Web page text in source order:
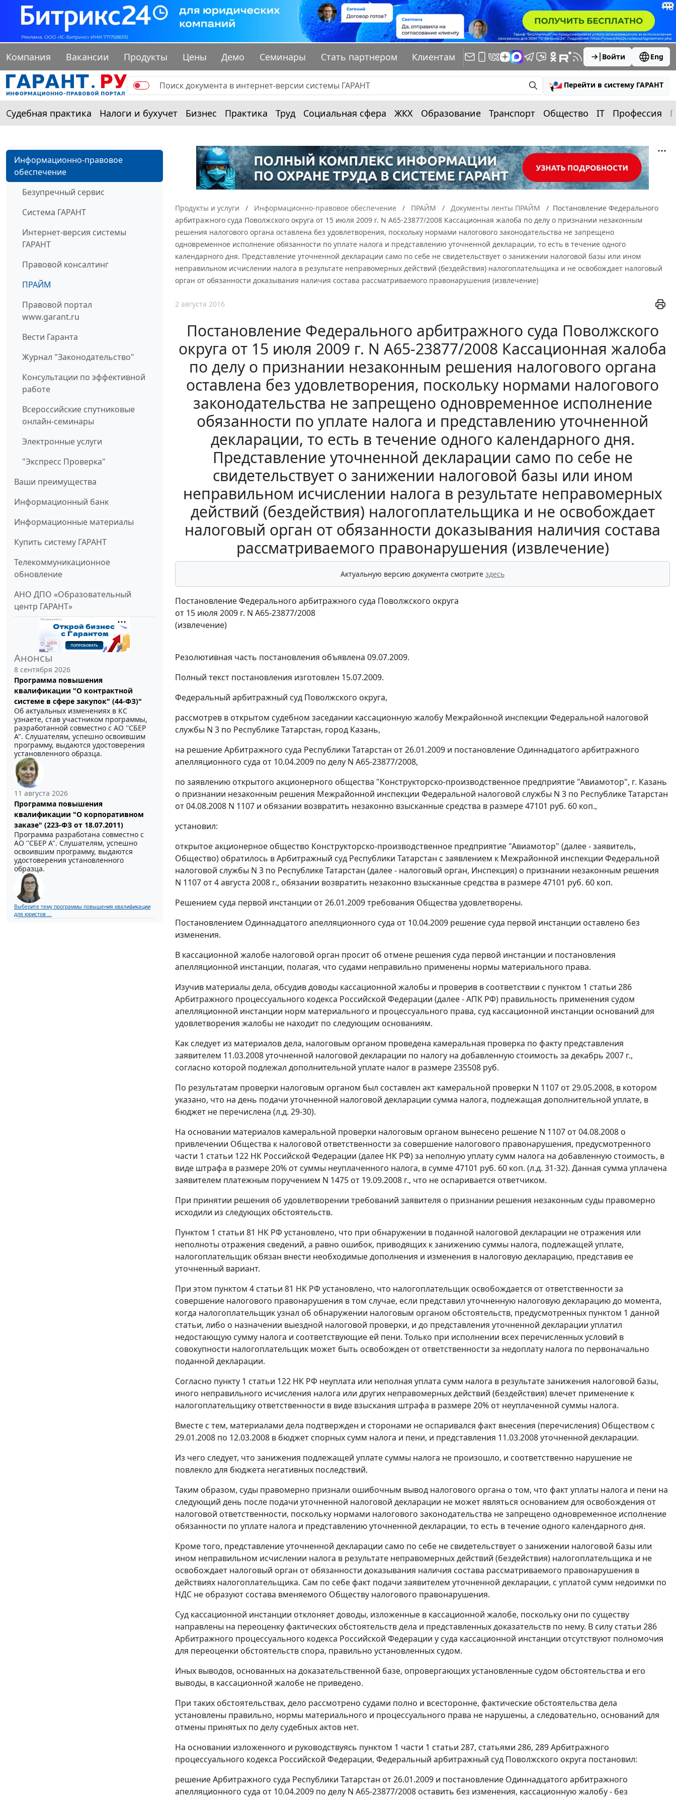
Компания Вакансии Продукты Цены Демо Семинары Стать партнером Клиентам Войти Eng
Перейти в систему ГАРАНТ
Судебная практика Налоги и бухучет Бизнес Практика Труд Социальная сфера ЖКХ Образование Транспорт Общество IT Профессия
Информационно-правовое
обеспечение
Безупречный сервис
Система ГАРАНТ
Интернет-версия системы
ГАРАНТ
Правовой консалтинг
ПРАЙМ
Правовой портал
www.garant.ru
Вести Гаранта
Журнал "Законодательство"
Консультации по эффективной
работе
Всероссийские спутниковые
онлайн-семинары
Электронные услуги
"Экспресс Проверка"
Ваши преимущества
Информационный банк
Информационные материалы
Купить систему ГАРАНТ
Телекоммуникационное
обновление
АНО ДПО «Образовательный
центр ГАРАНТ»
Анонсы
8 сентября 2026
Программа повышения
квалификации "О контрактной
системе в сфере закупок" (44-ФЗ)"
Об актуальных изменениях в КС
узнаете, став участником программы,
разработанной совместно с АО ''СБЕР
А". Слушателям, успешно освоившим
программу, выдаются удостоверения
установленного образца.
11 августа 2026
Программа повышения
квалификации "О корпоративном
заказе" (223-ФЗ от 18.07.2011)
Программа разработана совместно с
АО ''СБЕР А". Слушателям, успешно
освоившим программу, выдаются
удостоверения установленного
образца.
Выберите тему программы повышения квалификации
для юристов ...
Продукты и услуги Информационно-правовое обеспечение ПРАЙМ Документы ленты ПРАЙМ
Постановление Федерального
арбитражного суда Поволжского округа от 15 июля 2009 г. N А65-23877/2008 Кассационная жалоба по делу о признании незаконным
решения налогового органа оставлена без удовлетворения, поскольку нормами налогового законодательства не запрещено
одновременное исполнение обязанности по уплате налога и представлению уточненной декларации, то есть в течение одного
календарного дня. Представление уточненной декларации само по себе не свидетельствует о занижении налоговой базы или ином
неправильном исчислении налога в результате неправомерных действий (бездействия) налогоплательщика и не освобождает налоговый
орган от обязанности доказывания наличия состава рассматриваемого правонарушения (извлечение)
2 августа 2016
Постановление Федерального арбитражного суда Поволжского
округа от 15 июля 2009 г. N А65-23877/2008 Кассационная жалоба
по делу о признании незаконным решения налогового органа
оставлена без удовлетворения, поскольку нормами налогового
законодательства не запрещено одновременное исполнение
обязанности по уплате налога и представлению уточненной
декларации, то есть в течение одного календарного дня.
Представление уточненной декларации само по себе не
свидетельствует о занижении налоговой базы или ином
неправильном исчислении налога в результате неправомерных
действий (бездействия) налогоплательщика и не освобождает
налоговый орган от обязанности доказывания наличия состава
рассматриваемого правонарушения (извлечение)
Актуальную версию документа смотрите здесь
Постановление Федерального арбитражного суда Поволжского округа
от 15 июля 2009 г. N А65-23877/2008
(извлечение)
Резолютивная часть постановления объявлена 09.07.2009.
Полный текст постановления изготовлен 15.07.2009.
Федеральный арбитражный суд Поволжского округа,
рассмотрев в открытом судебном заседании кассационную жалобу Межрайонной инспекции Федеральной налоговой
службы N 3 по Республике Татарстан, город Казань,
на решение Арбитражного суда Республики Татарстан от 26.01.2009 и постановление Одиннадцатого арбитражного
апелляционного суда от 10.04.2009 по делу N А65-23877/2008,
по заявлению открытого акционерного общества "Конструкторско-производственное предприятие "Авиамотор", г. Казань
о признании незаконным решения Межрайонной инспекции Федеральной налоговой службы N 3 по Республике Татарстан
от 04.08.2008 N 1107 и обязании возвратить незаконно взысканные средства в размере 47101 руб. 60 коп.,
установил:
открытое акционерное общество Конструкторско-производственное предприятие "Авиамотор" (далее - заявитель,
Общество) обратилось в Арбитражный суд Республики Татарстан с заявлением к Межрайонной инспекции Федеральной
налоговой службы N 3 по Республике Татарстан (далее - налоговый орган, Инспекция) о признании незаконным решения
N 1107 от 4 августа 2008 г., обязании возвратить незаконно взысканные средства в размере 47101 руб. 60 коп.
Решением суда первой инстанции от 26.01.2009 требования Общества удовлетворены.
Постановлением Одиннадцатого апелляционного суда от 10.04.2009 решение суда первой инстанции оставлено без
изменения.
В кассационной жалобе налоговой орган просит об отмене решения суда первой инстанции и постановления
апелляционной инстанции, полагая, что судами неправильно применены нормы материального права.
Изучив материалы дела, обсудив доводы кассационной жалобы и проверив в соответствии с пунктом 1 статьи 286
Арбитражного процессуального кодекса Российской Федерации (далее - АПК РФ) правильность применения судом
апелляционной инстанции норм материального и процессуального права, суд кассационной инстанции оснований для
удовлетворения жалобы не находит по следующим основаниям.
Как следует из материалов дела, налоговым органом проведена камеральная проверка по факту представления
заявителем 11.03.2008 уточненной налоговой декларации по налогу на добавленную стоимость за декабрь 2007 г.,
согласно которой подлежал дополнительной уплате налог в размере 235508 руб.
По результатам проверки налоговым органом был составлен акт камеральной проверки N 1107 от 29.05.2008, в котором
указано, что на день подачи уточненной налоговой декларации сумма налога, подлежащая дополнительной уплате, в
бюджет не перечислена (л.д. 29-30).
На основании материалов камеральной проверки налоговым органом вынесено решение N 1107 от 04.08.2008 о
привлечении Общества к налоговой ответственности за совершение налогового правонарушения, предусмотренного
части 1 статьи 122 НК Российской Федерации (далее НК РФ) за неполную уплату сумм налога на добавленную стоимость, в
виде штрафа в размере 20% от суммы неуплаченного налога, в сумме 47101 руб. 60 коп. (л.д. 31-32). Данная сумма уплачена
заявителем платежным поручением N 1475 от 19.09.2008 г., что не оспаривается ответчиком.
При принятии решения об удовлетворении требований заявителя о признании решения незаконным суды правомерно
исходили из следующих обстоятельств.
Пунктом 1 статьи 81 НК РФ установлено, что при обнаружении в поданной налоговой декларации не отражения или
неполноты отражения сведений, а равно ошибок, приводящих к занижению суммы налога, подлежащей уплате,
налогоплательщик обязан внести необходимые дополнения и изменения в налоговую декларацию, представив ее
уточненный вариант.
При этом пунктом 4 статьи 81 НК РФ установлено, что налогоплательщик освобождается от ответственности за
совершение налогового правонарушения в том случае, если представил уточненную налоговую декларацию до момента,
когда налогоплательщик узнал об обнаружении налоговым органом обстоятельств, предусмотренных пунктом 1 данной
статьи, либо о назначении выездной налоговой проверки, и до представления уточненной декларации уплатил
недостающую сумму налога и соответствующие ей пени. Только при исполнении всех перечисленных условий в
совокупности налогоплательщик может быть освобожден от ответственности за недоплату налога по первоначально
поданной декларации.
Согласно пункту 1 статьи 122 НК РФ неуплата или неполная уплата сумм налога в результате занижения налоговой базы,
иного неправильного исчисления налога или других неправомерных действий (бездействия) влечет применение к
налогоплательщику ответственности в виде взыскания штрафа в размере 20% от неуплаченной суммы налога.
Вместе с тем, материалами дела подтвержден и сторонами не оспаривался факт внесения (перечисления) Обществом с
29.01.2008 по 12.03.2008 в бюджет спорных сумм налога и пени, и представления 11.03.2008 уточненной декларации.
Из чего следует, что занижения подлежащей уплате суммы налога не произошло, и соответственно нарушение не
повлекло для бюджета негативных последствий.
Таким образом, суды правомерно признали ошибочным вывод налогового органа о том, что факт уплаты налога и пени на
следующий день после подачи уточненной налоговой декларации не может являться основанием для освобождения от
налоговой ответственности, поскольку нормами налогового законодательства не запрещено одновременное исполнение
обязанности по уплате налога и представлению уточненной декларации, то есть в течение одного календарного дня.
Кроме того, представление уточненной декларации само по себе не свидетельствует о занижении налоговой базы или
ином неправильном исчислении налога в результате неправомерных действий (бездействия) налогоплательщика и не
освобождает налоговый орган от обязанности доказывания наличия состава рассматриваемого правонарушения в
действиях налогоплательщика. Сам по себе факт подачи заявителем уточненной декларации, с уплатой сумм недоимки по
НДС не образуют состава вменяемого Обществу налогового правонарушения.
Суд кассационной инстанции отклоняет доводы, изложенные в кассационной жалобе, поскольку они по существу
направлены на переоценку фактических обстоятельств дела и представленных доказательств по нему. В силу статьи 286
Арбитражного процессуального кодекса Российской Федерации у суда кассационной инстанции отсутствуют полномочия
для переоценки обстоятельств спора, правильно установленных судом.
Иных выводов, основанных на доказательственной базе, опровергающих установленные судом обстоятельства и его
выводы, в кассационной жалобе не приведено.
При таких обстоятельствах, дело рассмотрено судами полно и всесторонне, фактические обстоятельства дела
установлены правильно, нормы материального и процессуального права не нарушены, а следовательно, оснований для
отмены принятых по делу судебных актов нет.
На основании изложенного и руководствуясь пунктом 1 части 1 статьи 287, статьями 286, 289Арбитражного
процессуального кодекса Российской Федерации, Федеральный арбитражный суд Поволжского округа постановил:
решение Арбитражного суда Республики Татарстан от 26.01.2009 и постановление Одиннадцатого арбитражного
апелляционного суда от 10.04.2009 по делу N А65-23877/2008 оставить без изменения, кассационную жалобу - без